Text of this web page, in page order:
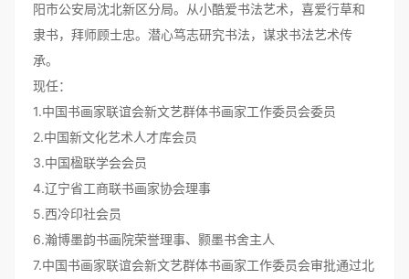
阳市公安局沈北新区分局。从小酷爱书法艺术，喜爱行草和
隶书，拜师顾士忠。潜心笃志研究书法，谋求书法艺术传
承。
现任：
1.中国书画家联谊会新文艺群体书画家工作委员会委员
2.中国新文化艺术人才库会员
3.中国楹联学会会员
4.辽宁省工商联书画家协会理事
5.西冷印社会员
6.瀚博墨韵书画院荣誉理事、颢墨书舍主人
7.中国书画家联谊会新文艺群体书画家工作委员会审批通过北